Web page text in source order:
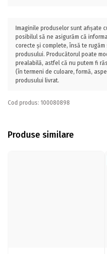
Imaginile produselor sunt afișate
posibilul să ne asigurăm că
corecte și complete, însă te
produsului. Producătorul poate
prealabilă, astfel că nu putem fi
(în termeni de culoare, formă,
produsului livrat.
Cod produs: 100080898
Produse similare